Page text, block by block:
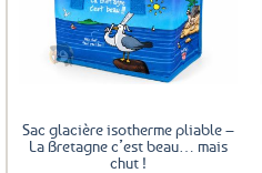
Ajouter
aux
favoris
Sac glacière isotherme pliable –
La Bretagne c’est beau… mais
chut !